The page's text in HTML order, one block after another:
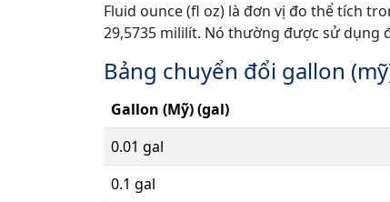
Fluid ounce (fl oz) là đơn vị đo thể tích
29,5735 mililít. Nó thường được sử dụng
Bảng chuyển đổi gallon
Gallon (Mỹ) (gal)
0.01 gal
0.1 gal